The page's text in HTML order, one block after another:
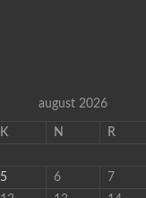
august 2026
K N R
5 6 7